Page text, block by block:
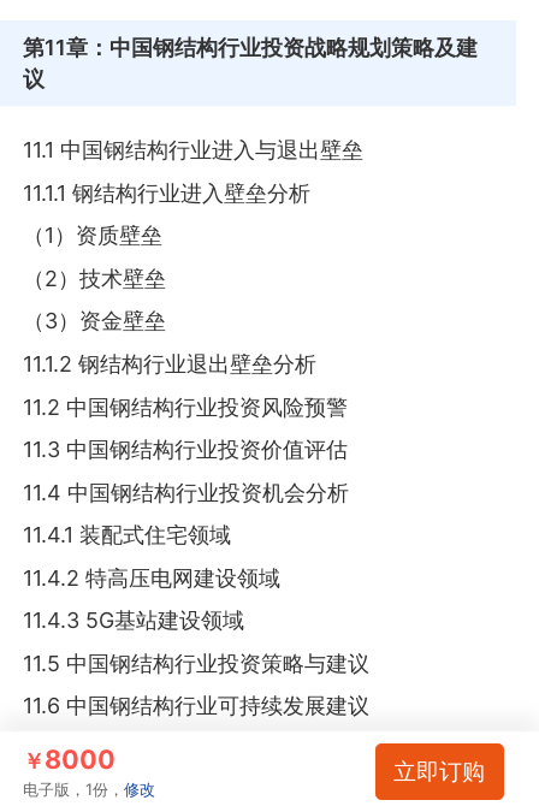
第11章 ：中国钢结构行业投资战略规划策略及建
议
11.1 中国钢结构行业进入与退出壁垒
11.1.1 钢结构行业进入壁垒分析
（1）资质壁垒
（2）技术壁垒
（3）资金壁垒
11.1.2 钢结构行业退出壁垒分析
11.2 中国钢结构行业投资风险预警
11.3 中国钢结构行业投资价值评估
11.4 中国钢结构行业投资机会分析
11.4.1 装配式住宅领域
11.4.2 特高压电网建设领域
11.4.3 5G基站建设领域
11.5 中国钢结构行业投资策略与建议
11.6 中国钢结构行业可持续发展建议
图表目录
￥8000
电子版，1份，修改
立即订购